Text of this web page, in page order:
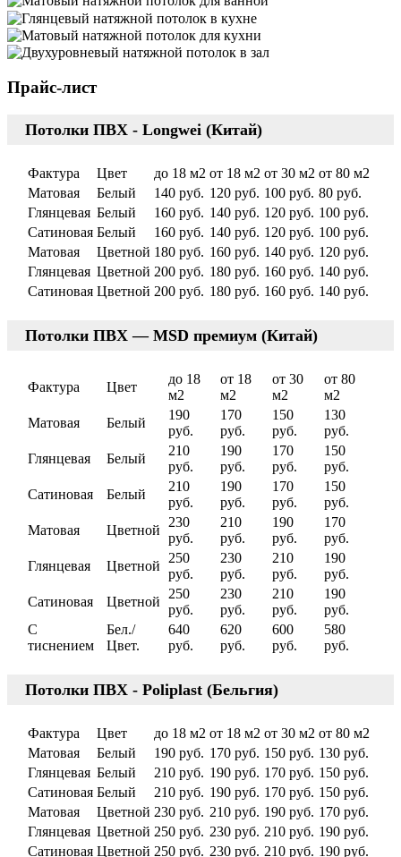
Прайс-лист
Потолки ПВХ - Longwei (Китай)
Фактура Цвет до 18 м2 от 18 м2 от 30 м2 от 80 м2
Матовая
Белый 140 руб. 120 руб. 100 руб. 80 руб.
Глянцевая Белый 160 руб. 140 руб. 120 руб. 100 руб.
Сатиновая Белый 160 руб. 140 руб. 120 руб. 100 руб.
Матовая
Цветной 180 руб. 160 руб. 140 руб. 120 руб.
Глянцевая Цветной 200 руб. 180 руб. 160 руб. 140 руб.
Сатиновая Цветной 200 руб. 180 руб. 160 руб. 140 руб.
Потолки ПВХ — MSD премиум (Китай)
Фактура Цвет
до 18
м2
от 18
м2
от 30
м2
от 80
м2
Матовая
Белый
190
руб.
170
руб.
150
руб.
130
руб.
Глянцевая
Белый
210
руб.
190
руб.
170
руб.
150
руб.
Сатиновая
Белый
210
руб.
190
руб.
170
руб.
150
руб.
Матовая
Цветной
230
руб.
210
руб.
190
руб.
170
руб.
Глянцевая
Цветной
250
руб.
230
руб.
210
руб.
190
руб.
Сатиновая
Цветной
250
руб.
230
руб.
210
руб.
190
руб.
С
тиснением
Бел./
Цвет.
640
руб.
620
руб.
600
руб.
580
руб.
Потолки ПВХ - Poliplast (Бельгия)
Фактура Цвет до 18 м2 от 18 м2 от 30 м2 от 80 м2
Матовая
Белый 190 руб. 170 руб. 150 руб. 130 руб.
Глянцевая Белый 210 руб. 190 руб. 170 руб. 150 руб.
Сатиновая Белый 210 руб. 190 руб. 170 руб. 150 руб.
Матовая
Цветной 230 руб. 210 руб. 190 руб. 170 руб.
Глянцевая Цветной 250 руб. 230 руб. 210 руб. 190 руб.
Сатиновая Цветной 250 руб. 230 руб. 210 руб. 190 руб.